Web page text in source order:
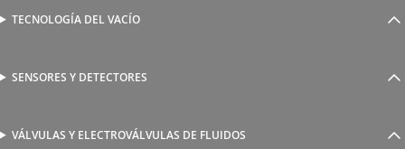
Válvulas complementarias
Racores rápidos
Reguladores de caudal
Racores para soldadura
TECNOLOGÍA DEL VACÍO
Ventosas
Válvulas y electroválvulas
SENSORES Y DETECTORES
Detectores magnéticos
VÁLVULAS Y ELECTROVÁLVULAS DE FLUIDOS
Electroválvulas de acción directa